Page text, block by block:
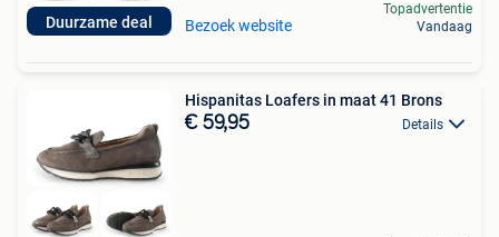
Duurzame deal Bezoek website
Topadvertentie
Vandaag
Hispanitas Loafers in maat 41 Brons
€ 59,95 Details